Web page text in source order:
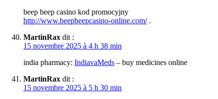
beep beep casino kod promocyjny
http://www.beepbeepcasino-online.com/.
MartinRax dit :
15 novembre 2025 à 4 h 38 min
india pharmacy: IndiavaMeds – buy medicines online
MartinRax dit :
15 novembre 2025 à 5 h 30 min